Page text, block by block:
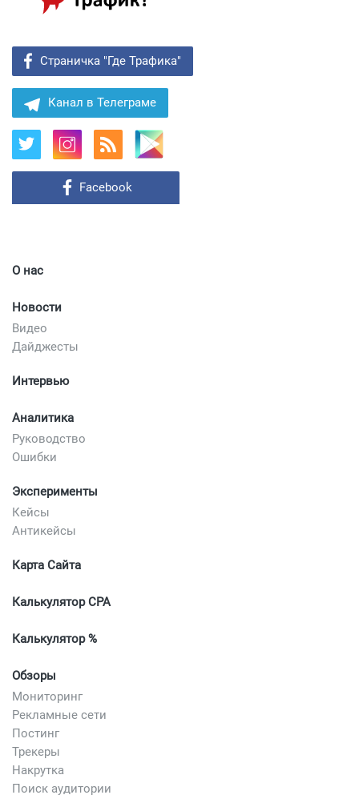
Страничка "Где Трафика"
Канал в Телеграме
О нас
Новости
Видео
Дайджесты
Интервью
Аналитика
Руководство
Ошибки
Эксперименты
Кейсы
Антикейсы
Карта Сайта
Калькулятор CPA
Калькулятор %
Обзоры
Мониторинг
Рекламные сети
Постинг
Трекеры
Накрутка
Поиск аудитории
Facebook